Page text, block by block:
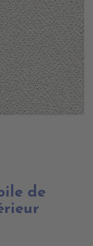
de